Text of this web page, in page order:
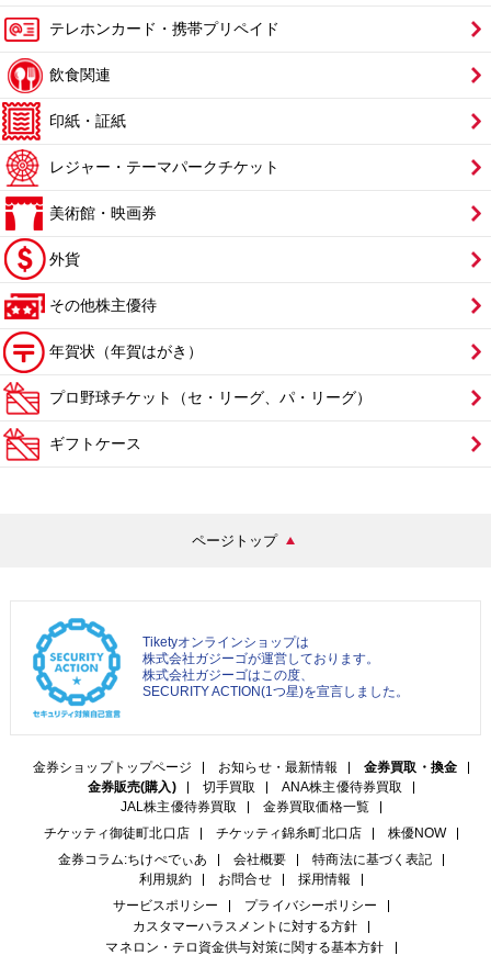
テレホンカード・携帯プリペイド
飲食関連
印紙・証紙
レジャー・テーマパークチケット
美術館・映画券
外貨
その他株主優待
年賀状（年賀はがき）
プロ野球チケット（セ・リーグ、パ・リーグ）
ギフトケース
ページトップ
Tiketyオンラインショップは
株式会社ガジーゴが運営しております。
株式会社ガジーゴはこの度、
SECURITY ACTION(1つ星)を宣言しました。
金券ショップトップページ お知らせ・最新情報
金券買取・換金
金券販売(購入)
切手買取
ANA株主優待券買取
JAL株主優待券買取
金券買取価格一覧
チケッティ御徒町北口店
チケッティ錦糸町北口店
株優NOW
金券コラム:ちけぺでぃあ
会社概要
特商法に基づく表記
利用規約
お問合せ
採用情報
サービスポリシー
プライバシーポリシー
カスタマーハラスメントに対する方針
マネロン・テロ資金供与対策に関する基本方針